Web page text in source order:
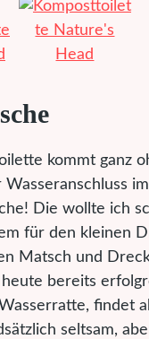
kommt ganz
Wasseranschluss
Die wollte ich
für den kleinen
Matsch und
bereits
findet
seltsam,